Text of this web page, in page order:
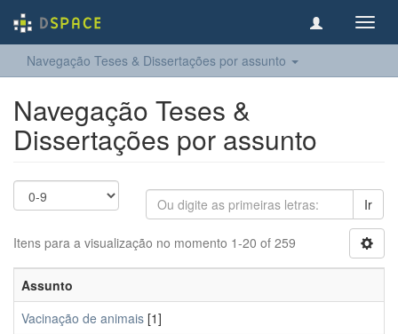
Navegação Teses & Dissertações por assunto
Navegação Teses &
Dissertações por assunto
Ir
Itens para a visualização no momento 1-20 of 259
Assunto
Vacinação de animais [1]